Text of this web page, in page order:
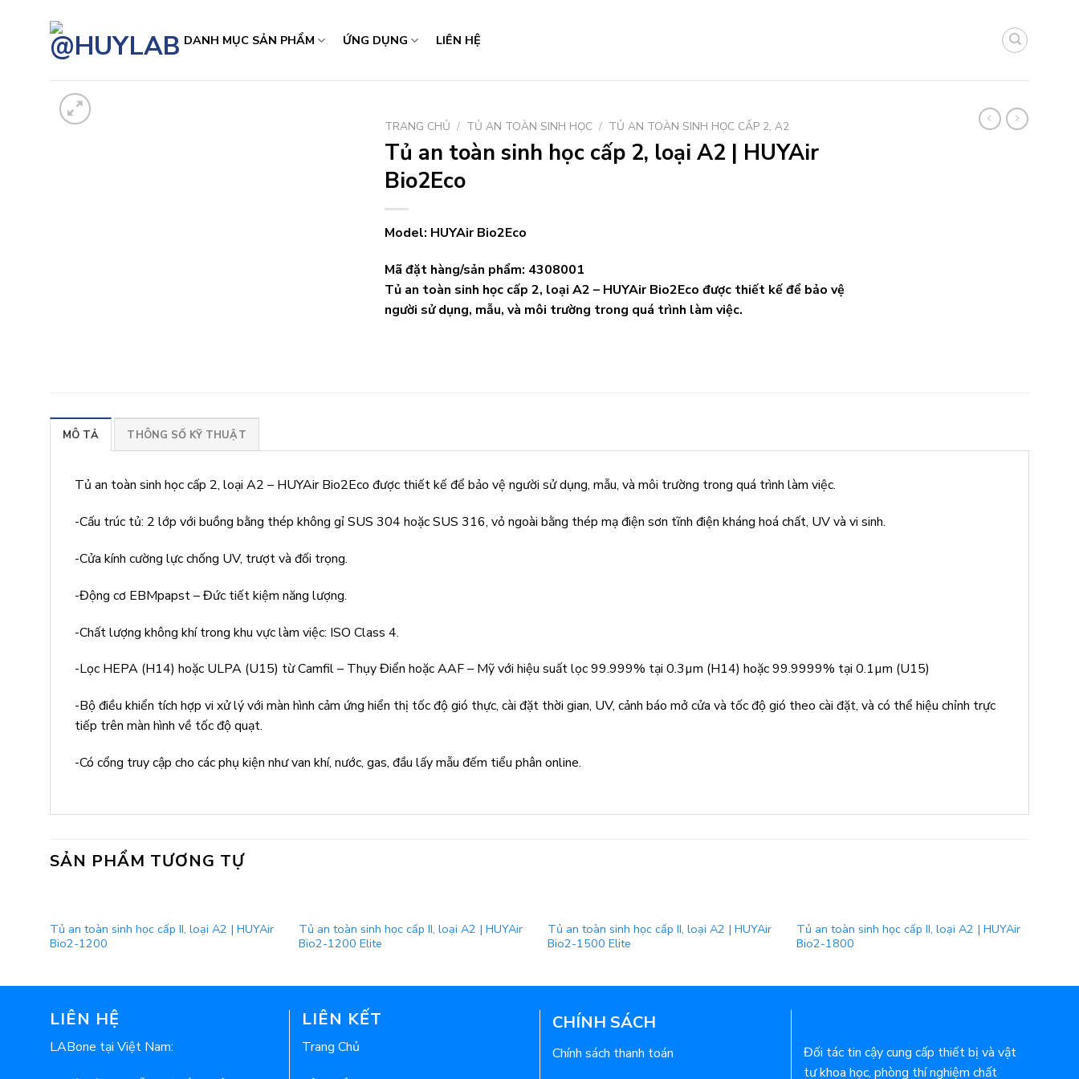
DANH MỤC SẢN PHẨM ỨNG DỤNG LIÊN HỆ
TRANG CHỦ / TỦ AN TOÀN SINH HỌC / TỦ AN TOÀN SINH HỌC CẤP 2, A2
Tủ an toàn sinh học cấp 2, loại A2 | HUYAir
Bio2Eco
Model: HUYAir Bio2Eco
Mã đặt hàng/sản phẩm: 4308001
Tủ an toàn sinh học cấp 2, loại A2 – HUYAir Bio2Eco được thiết kế để bảo vệ
người sử dụng, mẫu, và môi trường trong quá trình làm việc.
MÔ TẢ THÔNG SỐ KỸ THUẬT
Tủ an toàn sinh học cấp 2, loại A2 – HUYAir Bio2Eco được thiết kế để bảo vệ người sử dụng, mẫu, và môi trường trong quá trình làm việc.
-Cấu trúc tủ: 2 lớp với buồng bằng thép không gỉ SUS 304 hoặc SUS 316, vỏ ngoài bằng thép mạ điện sơn tĩnh điện kháng hoá chất, UV và vi sinh.
-Cửa kính cường lực chống UV, trượt và đối trọng.
-Động cơ EBMpapst – Đức tiết kiệm năng lượng.
-Chất lượng không khí trong khu vực làm việc: ISO Class 4.
-Lọc HEPA (H14) hoặc ULPA (U15) từ Camfil – Thụy Điển hoặc AAF – Mỹ với hiệu suất lọc 99.999% tại 0.3µm (H14) hoặc 99.9999% tại 0.1µm (U15)
-Bộ điều khiển tích hợp vi xử lý với màn hình cảm ứng hiển thị tốc độ gió thực, cài đặt thời gian, UV, cảnh báo mở cửa và tốc độ gió theo cài đặt, và có thể hiệu chỉnh trực
tiếp trên màn hình về tốc độ quạt.
-Có cổng truy cập cho các phụ kiện như van khí, nước, gas, đầu lấy mẫu đếm tiểu phân online.
SẢN PHẨM TƯƠNG TỰ
Tủ an toàn sinh học cấp II, loại A2 | HUYAir
Bio2-1200
Tủ an toàn sinh học cấp II, loại A2 | HUYAir
Bio2-1200 Elite
Tủ an toàn sinh học cấp II, loại A2 | HUYAir
Bio2-1500 Elite
Tủ an toàn sinh học cấp II, loại A2 | HUYAir
Bio2-1800
LIÊN HỆ
LABone tại Việt Nam:
LIÊN KẾT
Trang Chủ
CHÍNH SÁCH
Chính sách thanh toán
Đối tác tin cậy cung cấp thiết bị và vật
tư khoa học, phòng thí nghiệm chất